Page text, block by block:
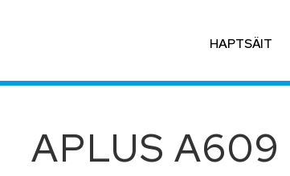
HAPTSÄIT
APLUS A609